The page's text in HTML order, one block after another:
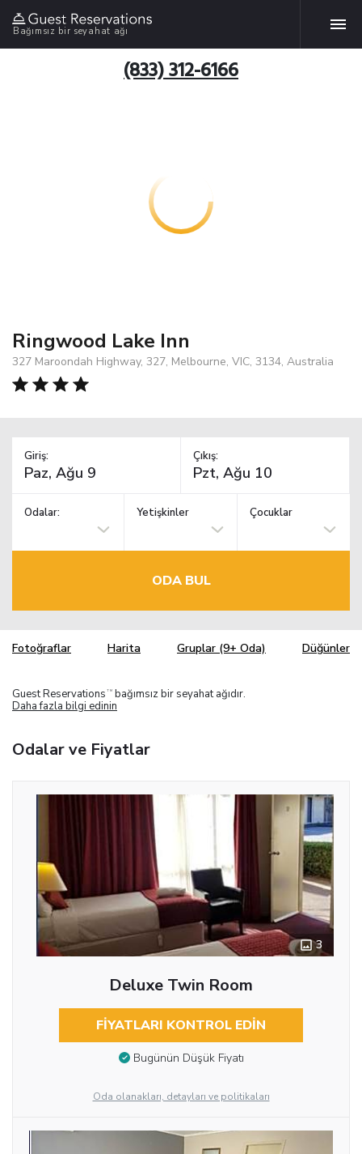
Bağımsız bir seyahat ağı
(833) 312-6166
Ringwood Lake Inn
327 Maroondah Highway, 327, Melbourne, VIC, 3134, Australia
Giriş: Çıkış:
Odalar: Yetişkinler Çocuklar
ODA BUL
Fotoğraflar Harita Gruplar (9+ Oda) Düğünler
Guest Reservations TM bağımsız bir seyahat ağıdır.
Daha fazla bilgi edinin
Odalar ve Fiyatlar
3
Deluxe Twin Room
FIYATLARI KONTROL EDIN
Bugünün Düşük Fiyatı
Oda olanakları, detayları ve politikaları